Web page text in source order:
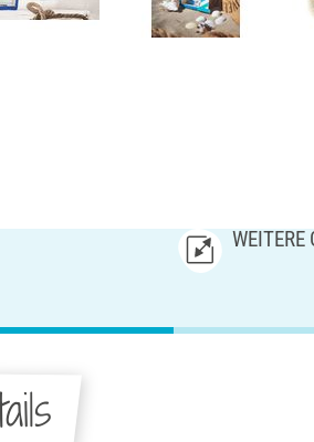
WEITERE